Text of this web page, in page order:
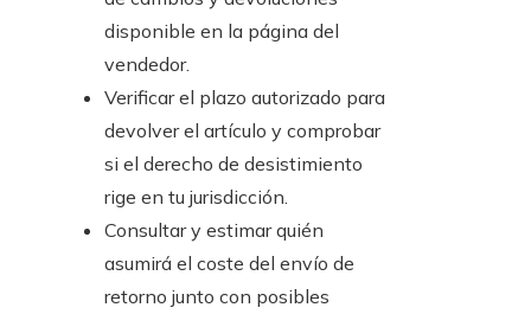
disponible en la página del
vendedor.
Verificar el plazo autorizado para
devolver el artículo y comprobar
si el derecho de desistimiento
rige en tu jurisdicción.
Consultar y estimar quién
asumirá el coste del envío de
retorno junto con posibles